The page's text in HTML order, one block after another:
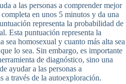
a las personas a comprender mejor
en unos 5 minutos y da una
representa la probabilidad de
Esta puntuación representa la
sea homosexual y cuanto más alta sea
lo sea. Sin embargo, es importante
de diagnóstico, sino una
ayudar a las personas a
a través de la autoexploración.